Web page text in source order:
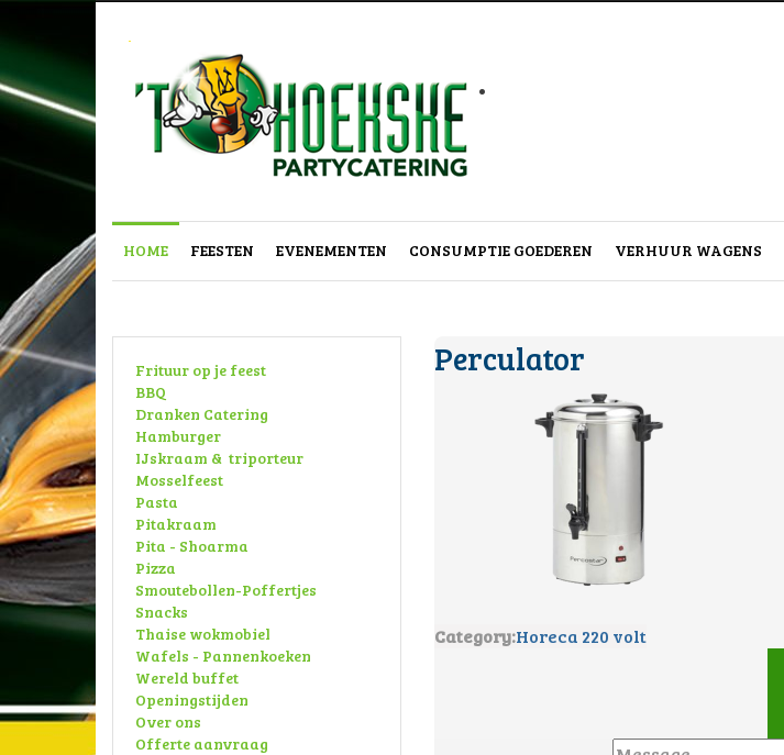
.
HOME FEESTEN EVENEMENTEN CONSUMPTIE GOEDEREN VERHUUR WAGENS
Frituur op je feest
BBQ
Dranken Catering
Hamburger
IJskraam & triporteur
Mosselfeest
Pasta
Pitakraam
Pita - Shoarma
Pizza
Smoutebollen-Poffertjes
Snacks
Thaise wokmobiel
Wafels - Pannenkoeken
Wereld buffet
Openingstijden
Over ons
Offerte aanvraag
Perculator
Category:Horeca 220 volt